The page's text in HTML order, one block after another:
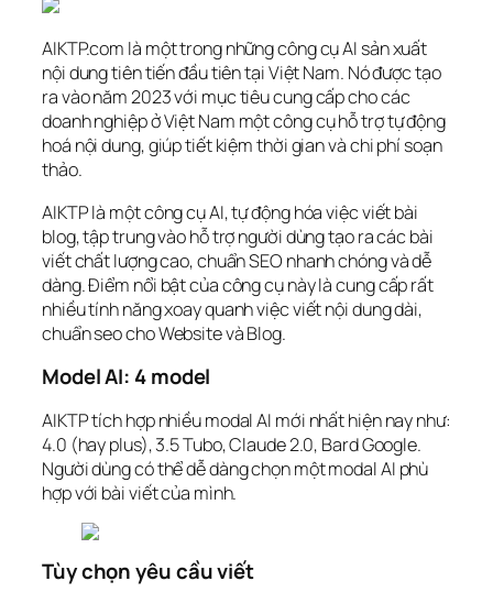
AIKTP.com là một trong những công cụ AI sản xuất
nội dung tiên tiến đầu tiên tại Việt Nam. Nó được tạo
ra vào năm 2023 với mục tiêu cung cấp cho các
doanh nghiệp ở Việt Nam một công cụ hỗ trợ tự động
hoá nội dung, giúp tiết kiệm thời gian và chi phí soạn
thảo.
AIKTP là một công cụ AI, tự động hóa việc viết bài
blog, tập trung vào hỗ trợ người dùng tạo ra các bài
viết chất lượng cao, chuẩn SEO nhanh chóng và dễ
dàng. Điểm nổi bật của công cụ này là cung cấp rất
nhiều tính năng xoay quanh việc viết nội dung dài,
chuẩn seo cho Website và Blog.
Model AI: 4 model
AIKTP tích hợp nhiều modal AI mới nhất hiện nay như:
4.0 (hay plus), 3.5 Tubo, Claude 2.0, Bard Google.
Người dùng có thể dễ dàng chọn một modal AI phù
hợp với bài viết của mình.
Tùy chọn yêu cầu viết